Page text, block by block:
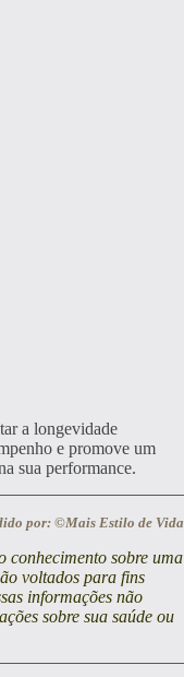
a longevidade
e promove um
sua performance.
por: ©Mais Estilo de Vida
conhecimento sobre uma
voltados para fins
informações não
sobre sua saúde ou